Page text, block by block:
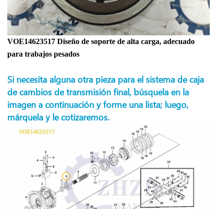
VOE14623517 Diseño de soporte de alta carga, adecuado
para trabajos pesados
Si necesita alguna otra pieza para el sistema de caja
de cambios de transmisión final, búsquela en la
imagen a continuación y forme una lista; luego,
márquela y le cotizaremos.